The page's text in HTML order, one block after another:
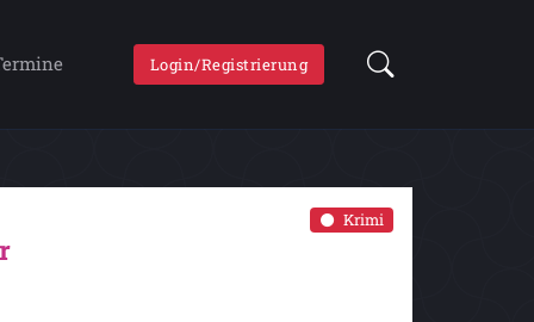
Login/Registrierung
Krimi